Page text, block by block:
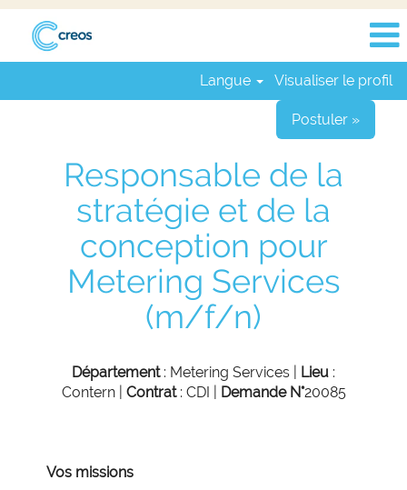
Langue Visualiser le profil
Postuler »
Responsable de la
stratégie et de la
conception pour
Metering Services
(m/f/n)
Département : Metering Services | Lieu :
Contern | Contrat : CDI | Demande N°20085
Vos missions